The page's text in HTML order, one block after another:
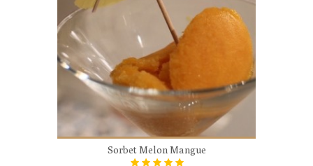
Sorbet Melon Mangue